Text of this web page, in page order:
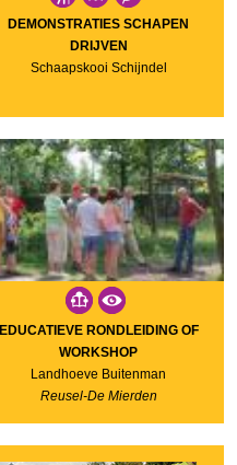
DEMONSTRATIES SCHAPEN
DRIJVEN
Schaapskooi Schijndel
EDUCATIEVE RONDLEIDING OF
WORKSHOP
Landhoeve Buitenman
Reusel-De Mierden